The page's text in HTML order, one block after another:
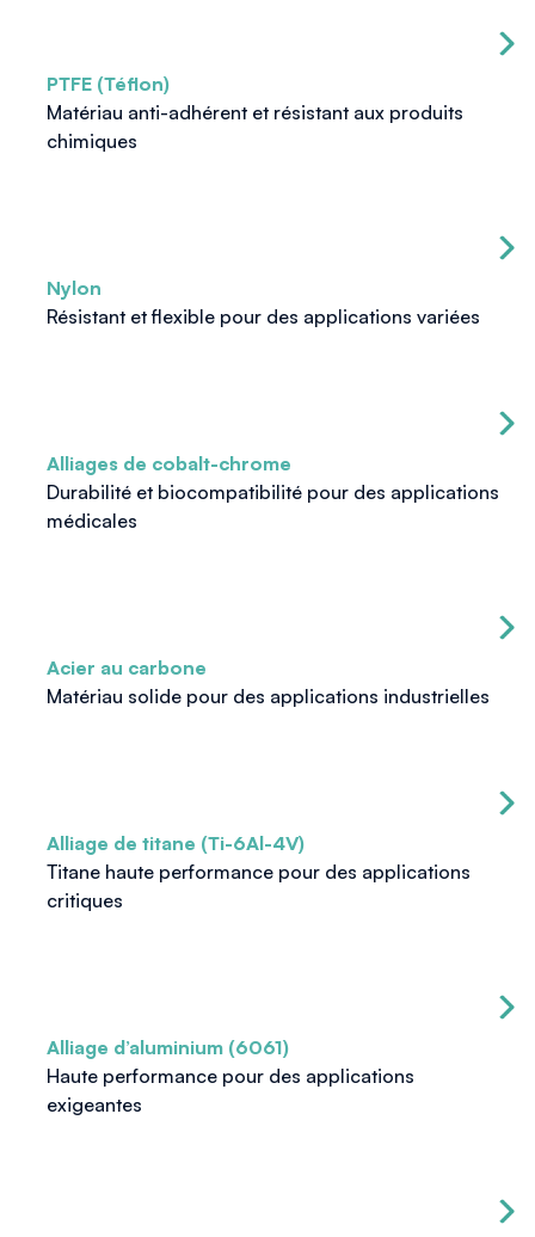
PTFE (Téflon)
Matériau anti-adhérent et résistant aux produits
chimiques
Nylon
Résistant et flexible pour des applications variées
Alliages de cobalt-chrome
Durabilité et biocompatibilité pour des applications
médicales
Acier au carbone
Matériau solide pour des applications industrielles
Alliage de titane (Ti-6Al-4V)
Titane haute performance pour des applications
critiques
Alliage d’aluminium (6061)
Haute performance pour des applications
exigeantes